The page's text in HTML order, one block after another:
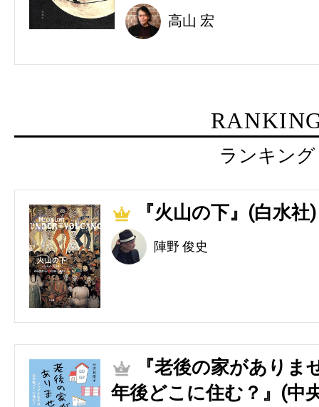
高山 宏
ランキング
1 『火山の下』(白水社)
陣野 俊史
2
『老後の家があり
年後どこに住む？』(中